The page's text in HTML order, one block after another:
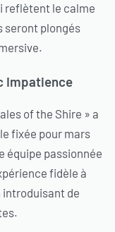
reflètent le calme
seront plongés
Impatience
of the Shire » a
fixée pour mars
équipe passionnée
fidèle à
introduisant de